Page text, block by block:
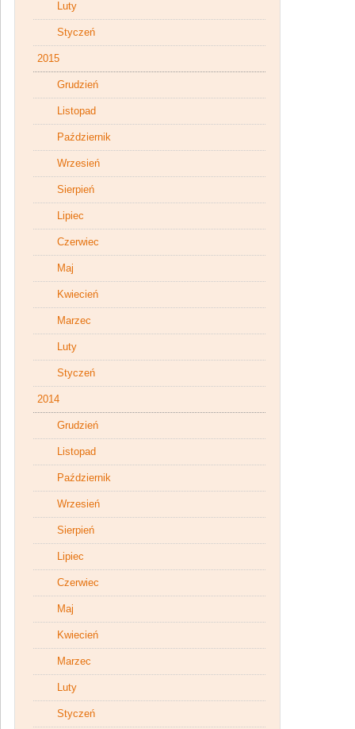
Luty
Styczeń
2015
Grudzień
Listopad
Październik
Wrzesień
Sierpień
Lipiec
Czerwiec
Maj
Kwiecień
Marzec
Luty
Styczeń
2014
Grudzień
Listopad
Październik
Wrzesień
Sierpień
Lipiec
Czerwiec
Maj
Kwiecień
Marzec
Luty
Styczeń